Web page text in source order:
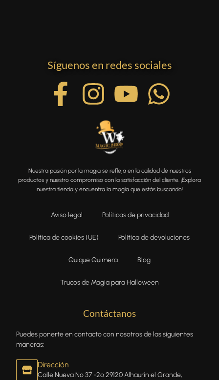
Contáctanos
Puedes ponerte en contacto con nosotros de las siguientes
maneras:
Dirección
Calle Nueva Nº 37 -2º 29120 Alhaurín el Grande,
Síguenos en redes sociales
Nuestra pasión por la magia se refleja en la calidad de nuestros
productos y nuestro compromiso con la satisfacción del cliente. ¡Explora
nuestra tienda y encuentra la magia que estás buscando!
Aviso legal Políticas de privacidad
Política de cookies (UE) Política de devoluciones
Quique Quimera Blog
Trucos de Magia para Halloween